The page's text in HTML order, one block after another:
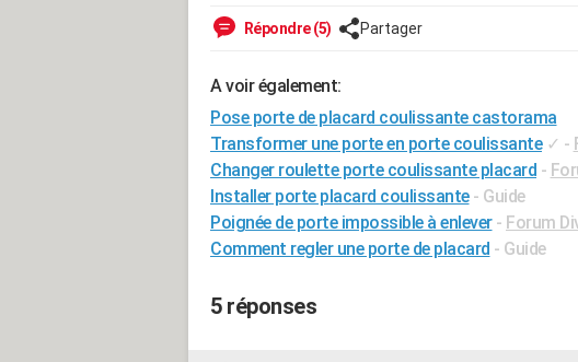
Répondre (5) Partager
A voir également:
Pose porte de placard coulissante castorama
Transformer une porte en porte coulissante ✓ -
Changer roulette porte coulissante placard -
Installer porte placard coulissante - Guide
Poignée de porte impossible à enlever - Forum
Comment regler une porte de placard - Guide
5 réponses